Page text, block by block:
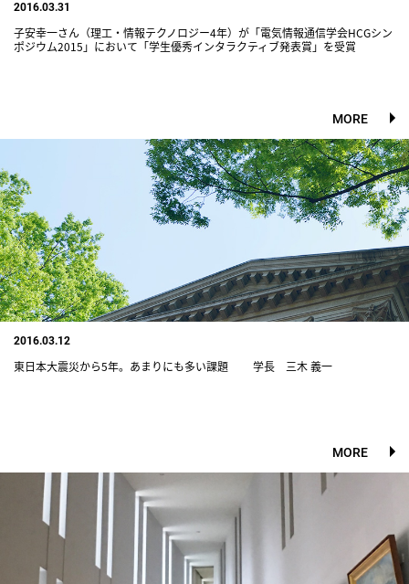
2016.03.31
子安幸一さん（理工・情報テクノロジー4年）が「電気情報通信学会HCGシン
ポジウム2015」において「学生優秀インタラクティブ発表賞」を受賞
MORE
2016.03.12
東日本大震災から5年。あまりにも多い課題 学長 三木 義一
MORE